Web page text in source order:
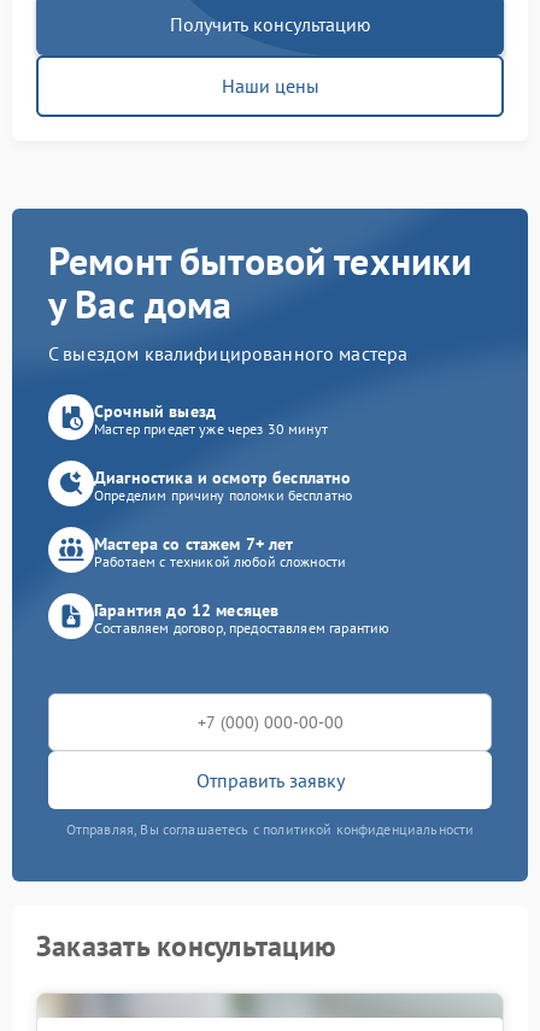
Получить консультацию
Наши цены
Ремонт бытовой техники
у Вас дома
С выездом квалифицированного мастера
Срочный выезд
Мастер приедет уже через 30 минут
Диагностика и осмотр бесплатно
Определим причину поломки бесплатно
Мастера со стажем 7+ лет
Работаем с техникой любой сложности
Гарантия до 12 месяцев
Составляем договор, предоставляем гарантию
Отправить заявку
Отправляя, Вы соглашаетесь с политикой конфиденциальности
Заказать консультацию